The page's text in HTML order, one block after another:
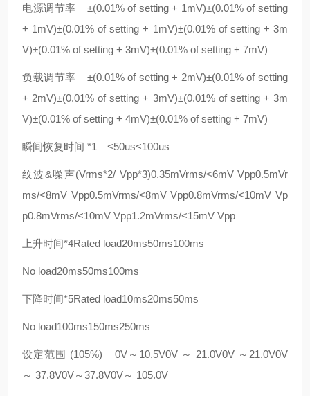
电源调节率 ±(0.01% of setting + 1mV)±(0.01% of setting
+ 1mV)±(0.01% of setting + 1mV)±(0.01% of setting + 3m
V)±(0.01% of setting + 3mV)±(0.01% of setting + 7mV)
负载调节率 ±(0.01% of setting + 2mV)±(0.01% of setting
+ 2mV)±(0.01% of setting + 3mV)±(0.01% of setting + 3m
V)±(0.01% of setting + 4mV)±(0.01% of setting + 7mV)
瞬间恢复时间 *1 <50us<100us
纹波&噪声(Vrms*2/ Vpp*3)0.35mVrms/<6mV Vpp0.5mVr
ms/<8mV Vpp0.5mVrms/<8mV Vpp0.8mVrms/<10mV Vp
p0.8mVrms/<10mV Vpp1.2mVrms/<15mV Vpp
上升时间*4Rated load20ms50ms100ms
No load20ms50ms100ms
下降时间*5Rated load10ms20ms50ms
No load100ms150ms250ms
设定范围 (105%) 0V～10.5V0V ～ 21.0V0V ～21.0V0V
～ 37.8V0V～37.8V0V～ 105.0V